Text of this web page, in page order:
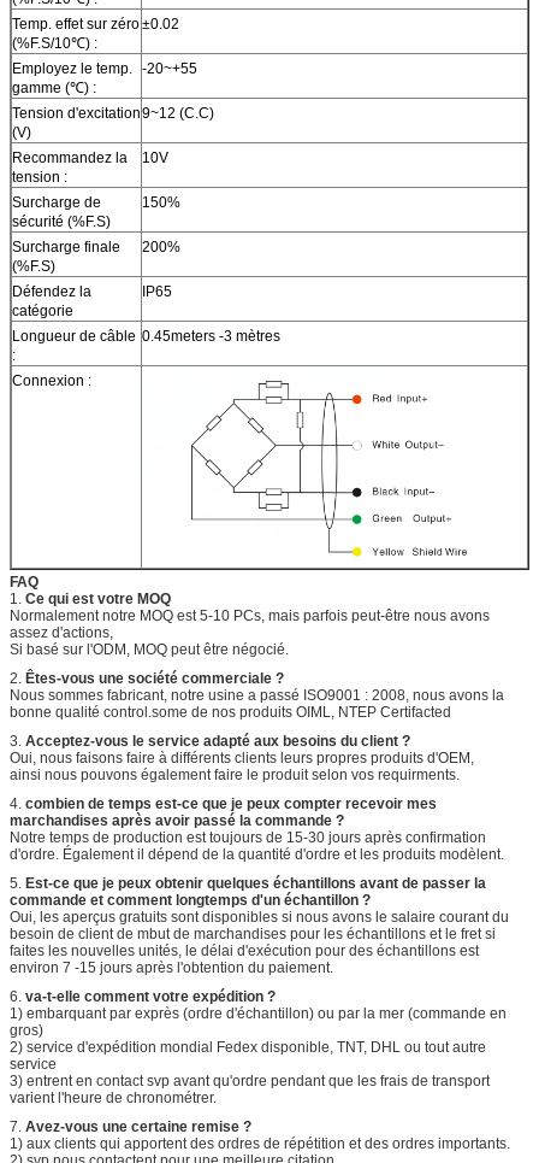
Temp. effet sur zéro
(%F.S/10℃) :
±0.02
Employez le temp.
gamme (℃) :
-20~+55
Tension d'excitation
(V)
9~12 (C.C)
Recommandez la
tension :
10V
Surcharge de
sécurité (%F.S)
150%
Surcharge finale
(%F.S)
200%
Défendez la
catégorie
IP65
Longueur de câble
:
0.45meters -3 mètres
Connexion :
FAQ
1. Ce qui est votre MOQ
Normalement notre MOQ est 5-10 PCs, mais parfois peut-être nous avons
assez d'actions,
Si basé sur l'ODM, MOQ peut être négocié.
2. Êtes-vous une société commerciale ?
Nous sommes fabricant, notre usine a passé ISO9001 : 2008, nous avons la
bonne qualité control.some de nos produits OIML, NTEP Certifacted
3. Acceptez-vous le service adapté aux besoins du client ?
Oui, nous faisons faire à différents clients leurs propres produits d'OEM,
ainsi nous pouvons également faire le produit selon vos requirments.
4. combien de temps est-ce que je peux compter recevoir mes
marchandises après avoir passé la commande ?
Notre temps de production est toujours de 15-30 jours après confirmation
d'ordre. Également il dépend de la quantité d'ordre et les produits modèlent.
5. Est-ce que je peux obtenir quelques échantillons avant de passer la
commande et comment longtemps d'un échantillon ?
Oui, les aperçus gratuits sont disponibles si nous avons le salaire courant du
besoin de client de mbut de marchandises pour les échantillons et le fret si
faites les nouvelles unités, le délai d'exécution pour des échantillons est
environ 7 -15 jours après l'obtention du paiement.
6. va-t-elle comment votre expédition ?
1) embarquant par exprès (ordre d'échantillon) ou par la mer (commande en
gros)
2) service d'expédition mondial Fedex disponible, TNT, DHL ou tout autre
service
3) entrent en contact svp avant qu'ordre pendant que les frais de transport
varient l'heure de chronométrer.
7. Avez-vous une certaine remise ?
1) aux clients qui apportent des ordres de répétition et des ordres importants.